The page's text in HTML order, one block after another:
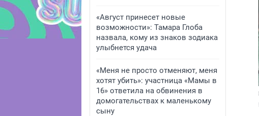
«Август принесет новые
возможности»: Тамара Глоба
назвала, кому из знаков зодиака
улыбнется удача
«Меня не просто отменяют, меня
хотят убить»: участница «Мамы в
16» ответила на обвинения в
домогательствах к маленькому
сыну